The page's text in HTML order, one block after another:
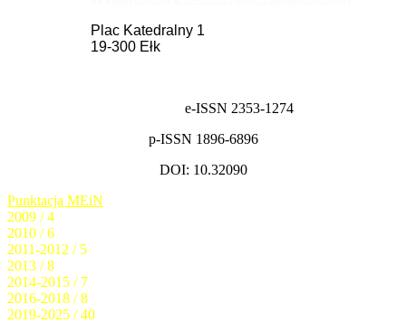
Plac Katedralny 1
19-300 Ełk
e-ISSN 2353-1274
p-ISSN 1896-6896
DOI: 10.32090
Punktacja MEiN
2009 / 4
2010 / 6
2011-2012 / 5
2013 / 8
2014-2015 / 7
2016-2018 / 8
2019-2025 / 40